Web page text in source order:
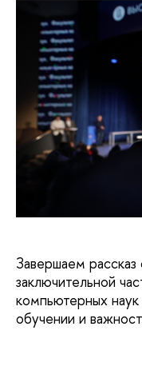
Завершаем
заключительной
компьютерных
обучении и